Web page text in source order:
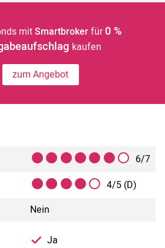
mitSmartbrokerfür0 %
kaufen
zum Angebot
6/7
4/5 (D)
Nein
Ja